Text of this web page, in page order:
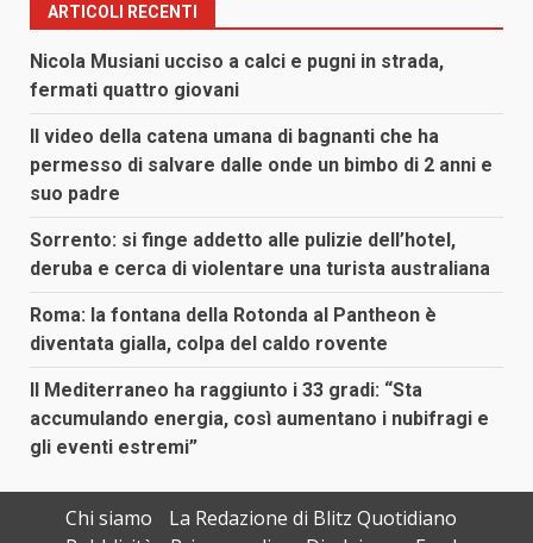
ARTICOLI RECENTI
Nicola Musiani ucciso a calci e pugni in strada,
fermati quattro giovani
Il video della catena umana di bagnanti che ha
permesso di salvare dalle onde un bimbo di 2 anni e
suo padre
Sorrento: si finge addetto alle pulizie dell’hotel,
deruba e cerca di violentare una turista australiana
Roma: la fontana della Rotonda al Pantheon è
diventata gialla, colpa del caldo rovente
Il Mediterraneo ha raggiunto i 33 gradi: “Sta
accumulando energia, così aumentano i nubifragi e
gli eventi estremi”
Chi siamo
La Redazione di Blitz Quotidiano